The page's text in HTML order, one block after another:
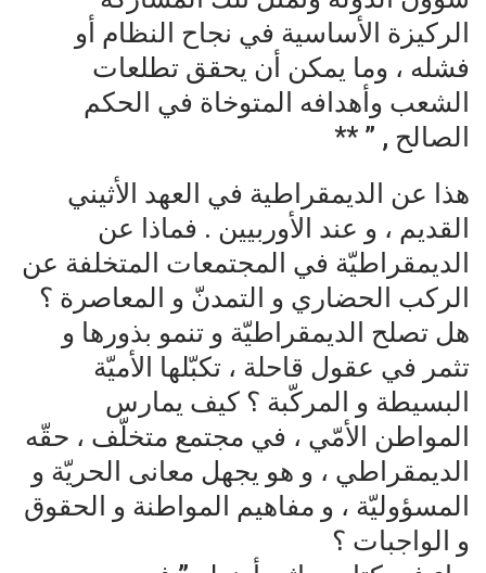
الركيزة الأساسية في نجاح النظام أو
فشله ، وما يمكن أن يحقق تطلعات
الشعب وأهدافه المتوخاة في الحكم
الصالح , ” **
هذا عن الديمقراطية في العهد الأثيني
القديم ، و عند الأوربيين . فماذا عن
الديمقراطيّة في المجتمعات المتخلفة عن
الركب الحضاري و التمدنّ و المعاصرة ؟
هل تصلح الديمقراطيّة و تنمو بذورها و
تثمر في عقول قاحلة ، تكبّلها الأميّة
البسيطة و المركّبة ؟ كيف يمارس
المواطن الأمّي ، في مجتمع متخلّف ، حقّه
الديمقراطي ، و هو يجهل معانى الحريّة و
المسؤوليّة ، و مفاهيم المواطنة و الحقوق
و الواجبات ؟